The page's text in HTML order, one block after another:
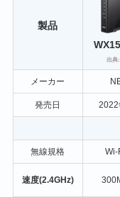
製品
出典:
メーカー
発売日 2022
無線規格 Wi-
速度(2.4GHz)